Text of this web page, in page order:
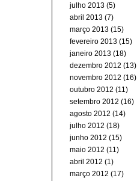
julho 2013 (5)
abril 2013 (7)
março 2013 (15)
fevereiro 2013 (15)
janeiro 2013 (18)
dezembro 2012 (13)
novembro 2012 (16)
outubro 2012 (11)
setembro 2012 (16)
agosto 2012 (14)
julho 2012 (18)
junho 2012 (15)
maio 2012 (11)
abril 2012 (1)
março 2012 (17)